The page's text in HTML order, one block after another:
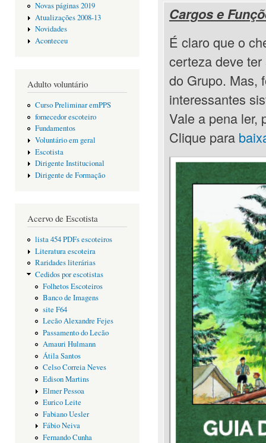
Novas páginas 2019
Atualizações 2008-13
Novidades
Aconteceu
Adulto voluntário
Curso Preliminar emPPS
fornecedor escoteiro
Fundamentos
Voluntário em geral
Escotista
Dirigente Institucional
Dirigente de Formação
Acervo de Escotista
lista 454 PDFs escoteiros
Literatura escoteira
Raridades literárias
Cedidos por escotistas
Folhetos Escoteiros
Banco de Imagens
site F64
Lecão Alexandre Fejes
Passamento do Lecão
Amauri Hulmann
Átila Santos
Celso Correia Neves
Edison Martins
Elmer Pessoa
Eurico Leite
Fabiano Uesler
Fábio Neiva
Fernando Cunha
Cargos e
É claro que o
certeza deve
do Grupo. Mas,
interessantes
Vale a pena ler,
Clique para